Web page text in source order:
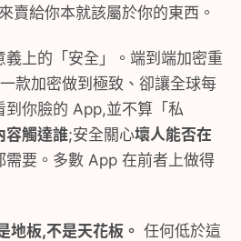
賣給你本就該屬於你的東西。
上的「安全」。端到端加密重
款加密做到極致、卻讓全球每
到你臉的 App,並不算「私
容觸達誰;安全關心壞人能否在
需要。多數 App 在前者上做得
地板,不是天花板。 任何低於這